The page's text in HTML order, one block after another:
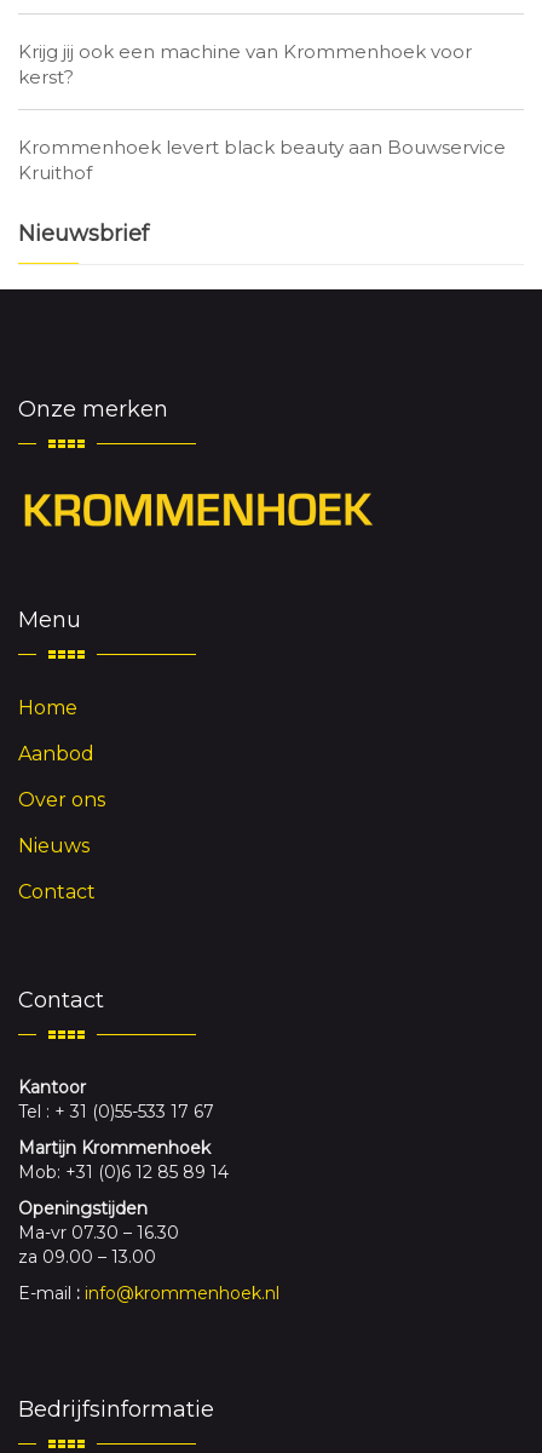
Krijg jij ook een machine van Krommenhoek voor
kerst?
Krommenhoek levert black beauty aan Bouwservice
Kruithof
Nieuwsbrief
Onze merken
Menu
Home
Aanbod
Over ons
Nieuws
Contact
Contact
Kantoor
Tel : + 31 (0)55-533 17 67
Martijn Krommenhoek
Mob: +31 (0)6 12 85 89 14
Openingstijden
Ma-vr 07.30 – 16.30
za 09.00 – 13.00
E-mail : info@krommenhoek.nl
Bedrijfsinformatie